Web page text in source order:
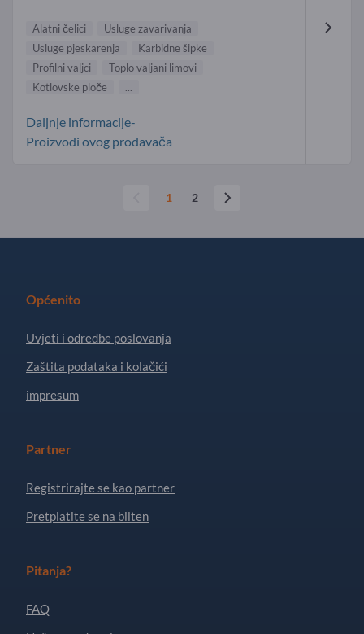
Alatni čelici
Usluge zavarivanja
Usluge pjeskarenja
Karbidne šipke
Profilni valjci
Toplo valjani limovi
Kotlovske ploče
...
Daljnje informacije-
Proizvodi ovog prodavača
1 2
Općenito
Uvjeti i odredbe poslovanja
Zaštita podataka i kolačići
impresum
Partner
Registrirajte se kao partner
Pretplatite se na bilten
Pitanja?
FAQ